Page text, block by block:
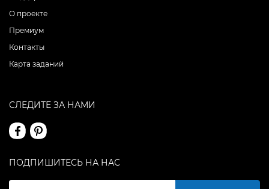
О проекте
Премиум
Контакты
Карта заданий
СЛЕДИТЕ ЗА НАМИ
ПОДПИШИТЕСЬ НА НАС